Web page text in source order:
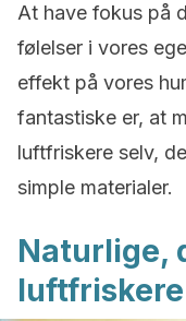
At have fokus på
følelser i vores
effekt på vores
fantastiske er, at
luftfriskere selv,
simple materialer.
Naturlige,
luftfriskere